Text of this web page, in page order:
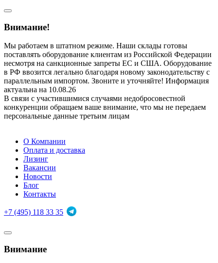
Внимание!
Мы работаем в штатном режиме. Наши склады готовы
поставлять оборудование клиентам из Российской Федерации
несмотря на санкционные запреты ЕС и США. Оборудование
в РФ ввозится легально благодаря новому законодательству с
параллельным импортом. Звоните и уточняйте! Информация
актуальна на 10.08.26
В связи с участившимися случаями недобросовестной
конкуренции обращаем ваше внимание, что мы не передаем
персональные данные третьим лицам
О Компании
Оплата и доставка
Лизинг
Вакансии
Новости
Блог
Контакты
+7 (495) 118 33 35
Внимание